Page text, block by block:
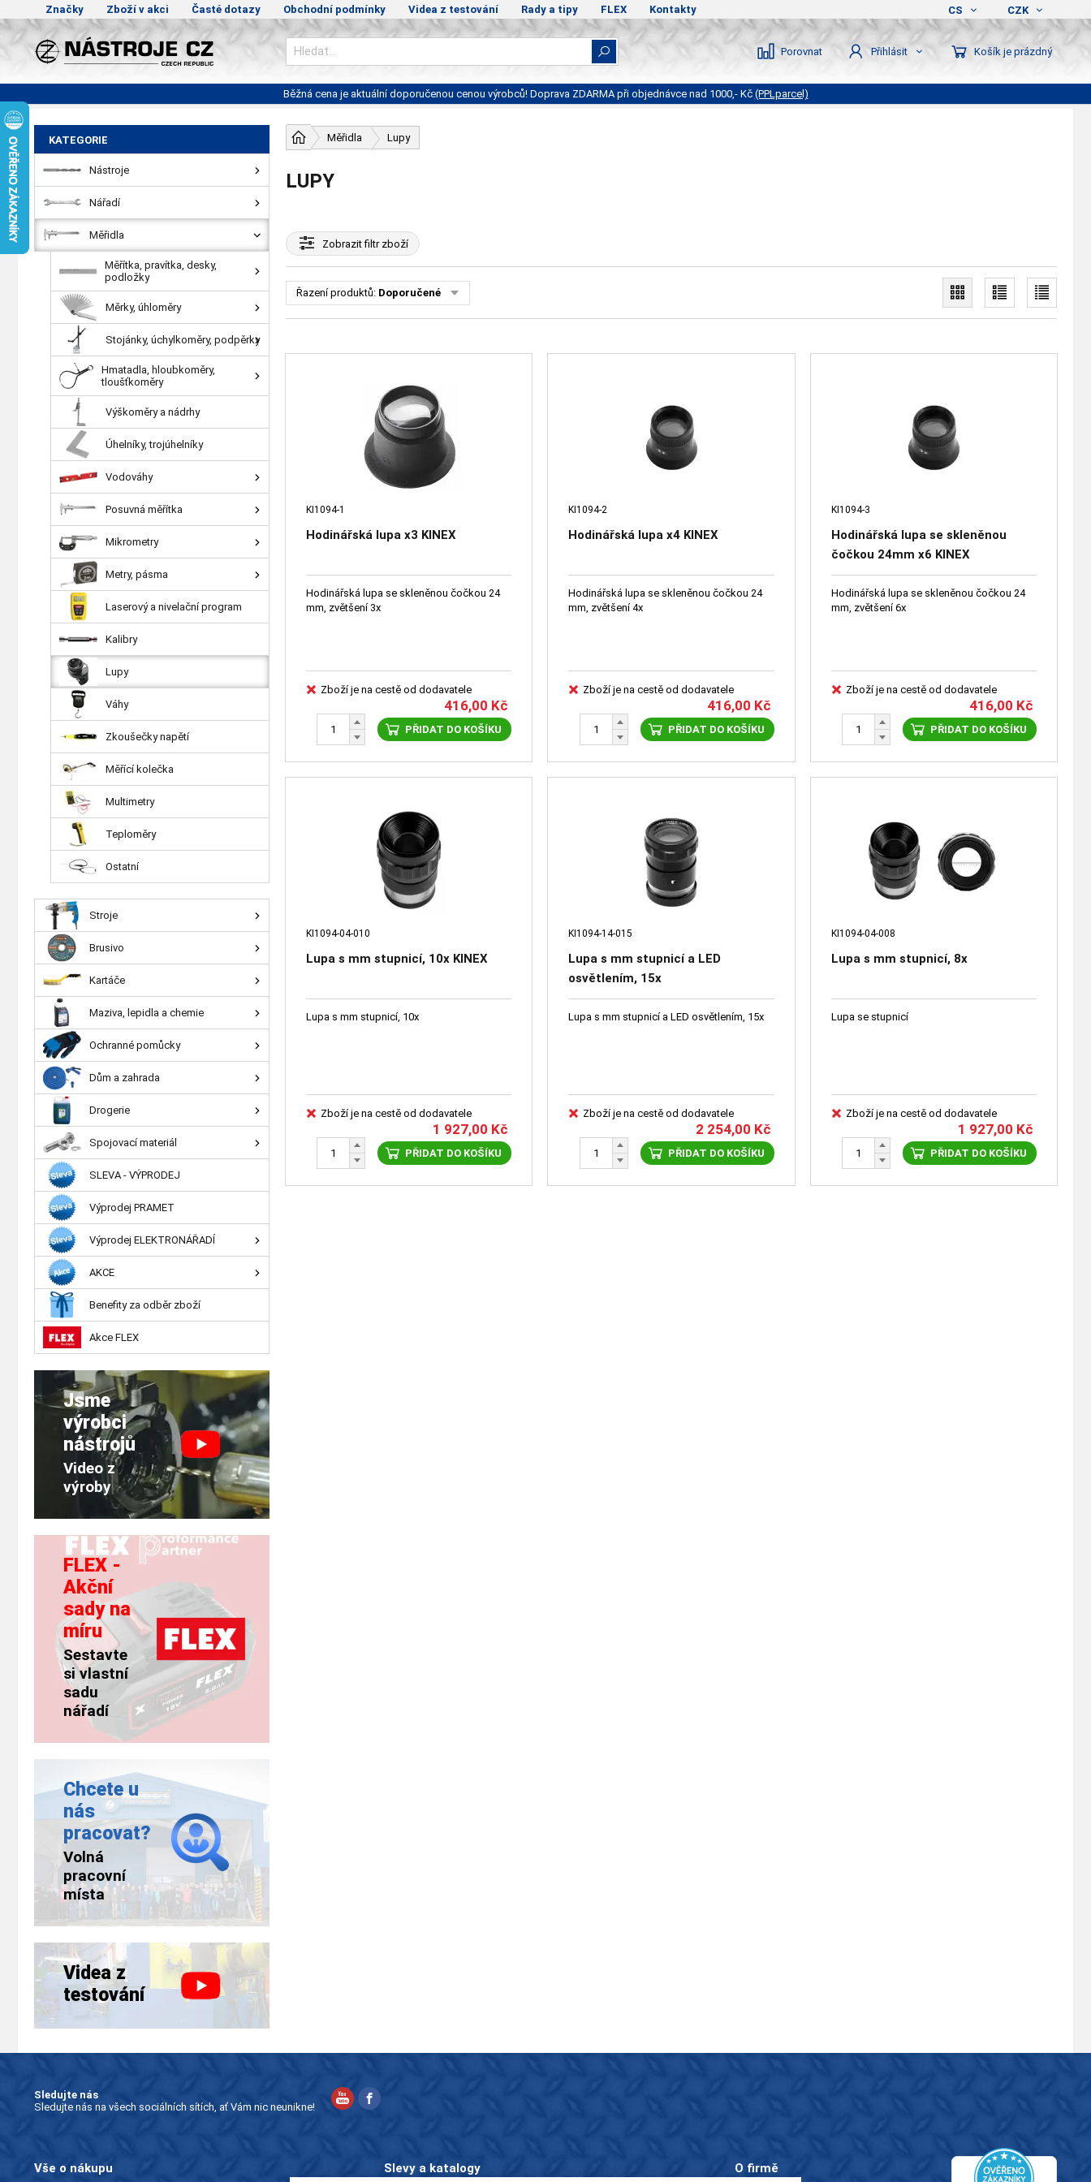
Značky Zboží v akci Časté dotazy Obchodní podmínky Videa z testování Rady a tipy FLEX Kontakty CS CZK
Porovnat Přihlásit Košík je prázdný
Běžná cena je aktuální doporučenou cenou výrobců! Doprava ZDARMA při objednávce nad 1000,- Kč (PPLparcel)
Měřidla Lupy
LUPY
Zobrazitfiltr zboží
Řazení produktů: Doporučené
KI1094-1
Hodinářská lupa x3 KINEX
Hodinářská lupa se skleněnou čočkou 24
mm, zvětšení 3x
Zboží je na cestě od dodavatele
416,00 Kč
PŘIDAT DO KOŠÍKU
KI1094-2
Hodinářská lupa x4 KINEX
Hodinářská lupa se skleněnou čočkou 24
mm, zvětšení 4x
Zboží je na cestě od dodavatele
416,00 Kč
PŘIDAT DO KOŠÍKU
KI1094-3
Hodinářská lupa se skleněnou
čočkou 24mm x6 KINEX
Hodinářská lupa se skleněnou čočkou 24
mm, zvětšení 6x
Zboží je na cestě od dodavatele
416,00 Kč
PŘIDAT DO KOŠÍKU
KI1094-04-010
Lupa s mm stupnicí, 10x KINEX
Lupa s mm stupnicí, 10x
Zboží je na cestě od dodavatele
1 927,00 Kč
PŘIDAT DO KOŠÍKU
KI1094-14-015
Lupa s mm stupnicí a LED
osvětlením, 15x
Lupa s mm stupnicí a LED osvětlením, 15x
Zboží je na cestě od dodavatele
2 254,00 Kč
PŘIDAT DO KOŠÍKU
KI1094-04-008
Lupa s mm stupnicí, 8x
Lupa se stupnicí
Zboží je na cestě od dodavatele
1 927,00 Kč
PŘIDAT DO KOŠÍKU
KATEGORIE
Nástroje
Nářadí
Měřidla
Měřítka, pravítka, desky,
podložky
Měrky, úhloměry
Stojánky, úchylkoměry, podpěrky
Hmatadla, hloubkoměry,
tloušťkoměry
Výškoměry a nádrhy
Úhelníky, trojúhelníky
Vodováhy
Posuvná měřítka
Mikrometry
Metry, pásma
Laserový a nivelační program
Kalibry
Lupy
Váhy
Zkoušečky napětí
Měřící kolečka
Multimetry
Teploměry
Ostatní
Stroje
Brusivo
Kartáče
Maziva, lepidla a chemie
Ochranné pomůcky
Dům a zahrada
Drogerie
Spojovací materiál
SLEVA - VÝPRODEJ
Výprodej PRAMET
Výprodej ELEKTRONÁŘADÍ
AKCE
Benefity za odběr zboží
Akce FLEX
Jsme
výrobci
nástrojů
Video z
výroby
FLEX -
Akční
sady na
míru
Sestavte
si vlastní
sadu
nářadí
Chcete u
nás
pracovat?
Volná
pracovní
místa
Videa z
testování
Sledujte nás
Sledujte nás na všech sociálních sítích, ať Vám nic neunikne!
Vše o nákupu Slevy a katalogy O firmě